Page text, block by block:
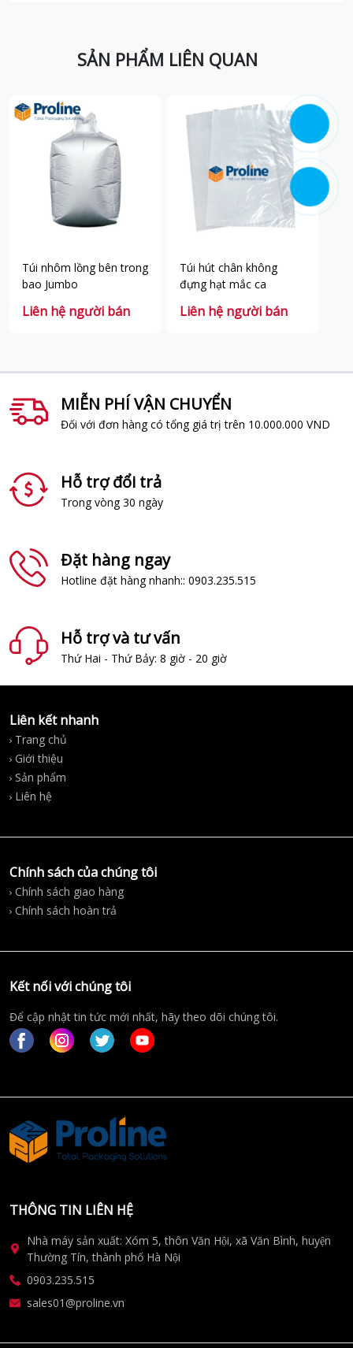
SẢN PHẨM LIÊN QUAN
Túi nhôm lồng bên trong
bao Jumbo
Liên hệ người bán
Túi hút chân không
đựng hạt mắc ca
Liên hệ người bán
MIỄN PHÍ VẬN CHUYỂN
Đối với đơn hàng có tổng giá trị trên 10.000.000 VND
Hỗ trợ đổi trả
Trong vòng 30 ngày
Đặt hàng ngay
Hotline đặt hàng nhanh:: 0903.235.515
Hỗ trợ và tư vấn
Thứ Hai - Thứ Bảy: 8 giờ - 20 giờ
Liên kết nhanh
Trang chủ
Giới thiệu
Sản phẩm
Liên hệ
Chính sách của chúng tôi
Chính sách giao hàng
Chính sách hoàn trả
Kết nối với chúng tôi
Để cập nhật tin tức mới nhất, hãy theo dõi chúng tôi.
THÔNG TIN LIÊN HỆ
Nhà máy sản xuất: Xóm 5, thôn Văn Hội, xã Văn Bình, huyện
Thường Tín, thành phố Hà Nội
0903.235.515
sales01@proline.vn